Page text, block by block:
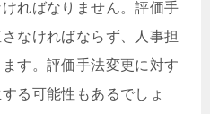
ればなりません。評価手
なければならず、人事担
す。評価手法変更に対す
る可能性もあるでしょ